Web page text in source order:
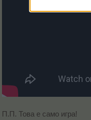
П.П. Това е само игра!